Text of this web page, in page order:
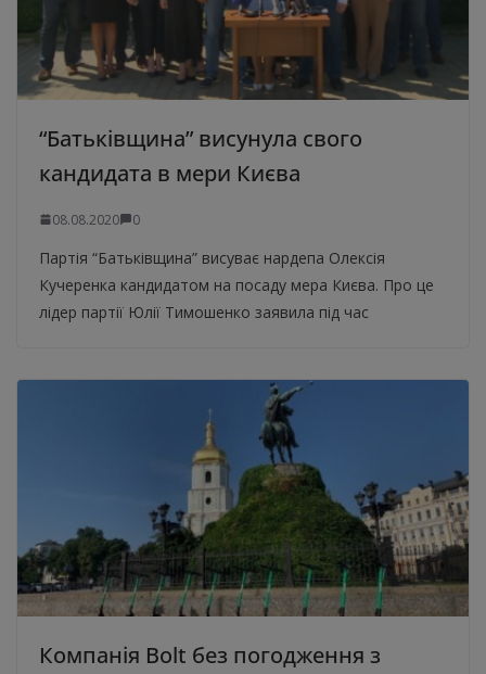
“Батьківщина” висунула свого
кандидата в мери Києва
08.08.2020 0
Партія “Батьківщина” висуває нардепа Олексія
Кучеренка кандидатом на посаду мера Києва. Про це
лідер партії Юлії Тимошенко заявила під час
Компанія Bolt без погодження з